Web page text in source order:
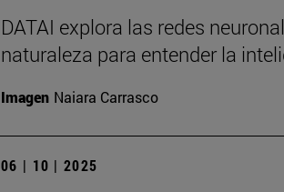
DATAI explora las redes
naturaleza para entender la
Imagen Naiara Carrasco
06 | 10 | 2025